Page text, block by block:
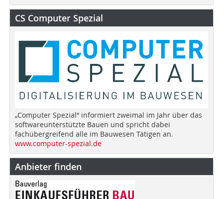
CS Computer Spezial
„Computer Spezial“ informiert zweimal im Jahr über das
softwareunterstützte Bauen und spricht dabei
fachübergreifend alle im Bauwesen Tätigen an.
www.computer-spezial.de
Anbieter finden